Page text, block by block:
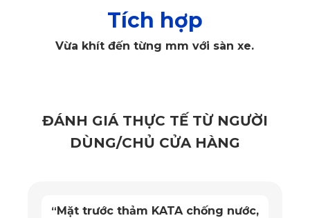
- Lót sàn xe hơi có độ bám dính cao để tránh xê dịch khi di
chuyển hoặc có ngoại lực tác dụng. Thảm lót sàn độ bám
- Chọn trải sàn an toàn, thân thiện với người dùng. Không
nên sử dụng các loại thảm chứa thành phần độc hại, làm
Tích hợp
Vừa khít đến từng mm với sàn xe.
ĐÁNH GIÁ THỰC TẾ TỪ NGƯỜI
DÙNG/CHỦ CỬA HÀNG
“Máy thổi nồng độ cồn KATA cầm